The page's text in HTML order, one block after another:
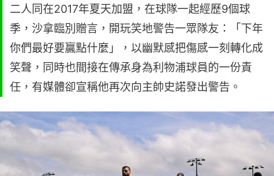
二人同在2017年夏天加盟，在球隊一起經歷9個球
季，沙拿臨別贈言，開玩笑地警告一眾隊友：「下年
你們最好要贏點什麼」，以幽默感把傷感一刻轉化成
笑聲，同時也間接在傳承身為利物浦球員的一份責
任，有媒體卻宣稱他再次向主帥史諾發出警告。